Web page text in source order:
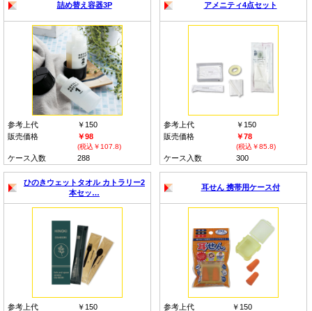
詰め替え容器3P
参考上代
￥150
販売価格
￥98
(税込￥107.8)
ケース入数 288
アメニティ4点セット
参考上代
￥150
販売価格
￥78
(税込￥85.8)
ケース入数 300
ひのきウェットタオル カトラリー2
本セッ…
参考上代
￥150
耳せん 携帯用ケース付
参考上代
￥150